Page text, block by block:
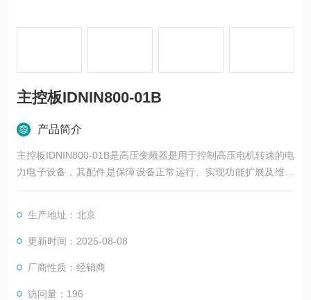
主控板IDNIN800-01B
产品简介
主控板IDNIN800-01B是高压变频器是用于控制高压电机转速的电
力电子设备，其配件是保障设备正常运行、实现功能扩展及维护
维修的重要组成部分。这些配件种类繁多，涵盖了功率变换、控
生产地址：北京
更新时间：2025-08-08
厂商性质：经销商
访问量：196